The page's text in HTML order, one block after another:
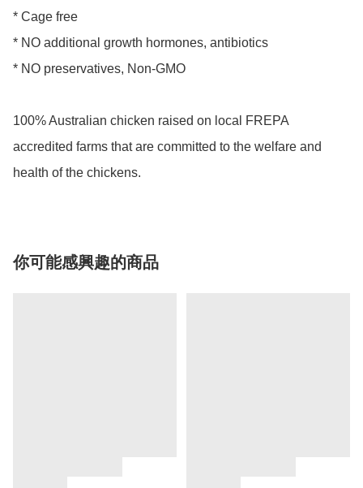
* Cage free
* NO additional growth hormones, antibiotics
* NO preservatives, Non-GMO
100% Australian chicken raised on local FREPA
accredited farms that are committed to the welfare and
你可能感興趣的商品